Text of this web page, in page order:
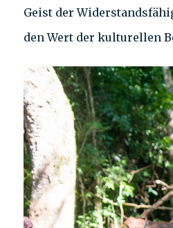
Geist der
den Wert der kulturellen